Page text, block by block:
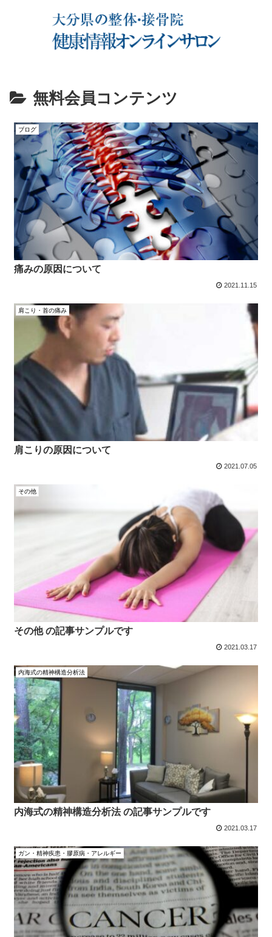
無料会員コンテンツ
ブログ
痛みの原因について
2021.11.15
肩こり・首の痛み
肩こりの原因について
2021.07.05
その他
その他 の記事サンプルです
2021.03.17
内海式の精神構造分析法
内海式の精神構造分析法 の記事サンプルです
2021.03.17
ガン・精神疾患・膠原病・アレルギー